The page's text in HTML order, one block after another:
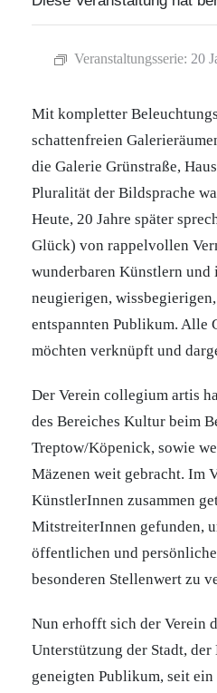
Veranstaltungsserie: 20
Mit kompletter
schattenfreien
die Galerie Grünstraße,
Pluralität der Bildsprache
Heute, 20 Jahre später
Glück) von rappelvollen
wunderbaren Künstlern und
neugierigen,
entspannten Publikum. Alle
möchten verknüpft und
Der Verein collegium artis
des Bereiches Kultur beim
Treptow/Köpenick, sowie
Mäzenen weit gebracht. Im
KünstlerInnen zusammen
MitstreiterInnen gefunden,
öffentlichen und
besonderen Stellenwert zu
Nun erhofft sich der Verein
Unterstützung der Stadt,
geneigten Publikum, seit